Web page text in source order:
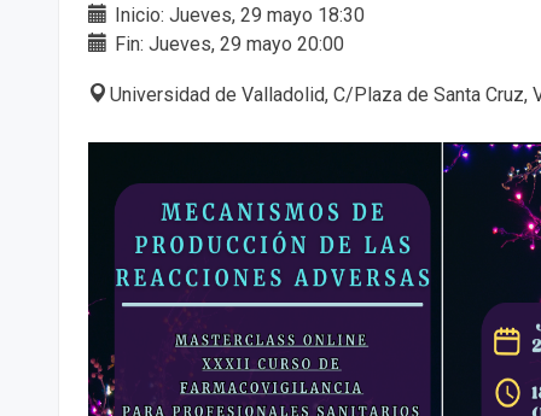
Inicio: Jueves, 29 mayo 18:30
Fin: Jueves, 29 mayo 20:00
Universidad de Valladolid, C/Plaza de Santa Cruz,